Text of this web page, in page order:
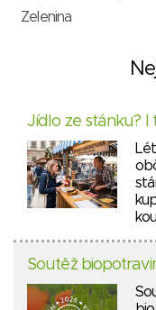
Zelenina
Jídlo ze stánku?
Soutěž